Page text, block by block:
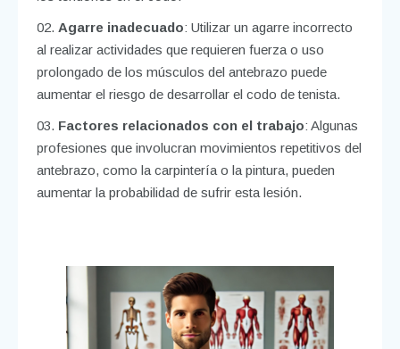
Agarre inadecuado: Utilizar un agarre incorrecto
al realizar actividades que requieren fuerza o uso
prolongado de los músculos del antebrazo puede
aumentar el riesgo de desarrollar el codo de tenista.
Factores relacionados con el trabajo: Algunas
profesiones que involucran movimientos repetitivos del
antebrazo, como la carpintería o la pintura, pueden
aumentar la probabilidad de sufrir esta lesión.